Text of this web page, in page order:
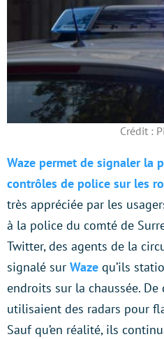
Crédit :
Waze permet de signaler la
contrôles de police sur les
très appréciée par les
à la police du comté de
Twitter, des agents de la
signalé sur Waze qu’ils
endroits sur la chaussée. De
utilisaient des radars pour
Sauf qu’en réalité, ils